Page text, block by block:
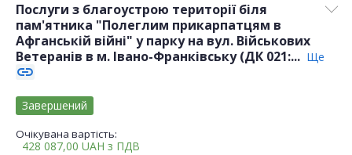
Послуги з благоустрою території біля
пам'ятника "Полеглим прикарпатцям в
Афганській війні" у парку на вул. Військових
Ветеранів в м. Івано-Франківську (ДК 021:... Ще
link
Очікувана вартість:
428 087,00 UAH з ПДВ
Завершений